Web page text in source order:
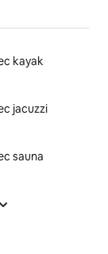
kayak
jacuzzi
sauna